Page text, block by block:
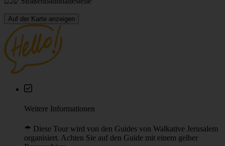
Preis
Unsere „Pay What You Wish”-Touren haben keinen festen
Am Ende der Tour leisten Sie bitte einen fairen Beitrag, der
Ihre Zufriedenheit und Wertschätzung für die Arbeit Ihres
10 € und 50 € pro Person.
Treffpunkt